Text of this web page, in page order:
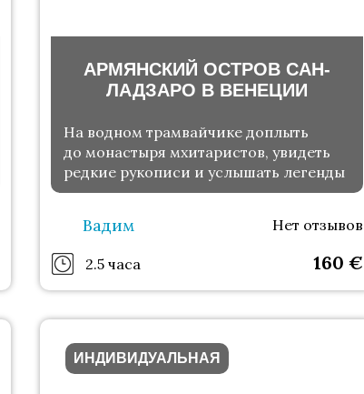
АРМЯНСКИЙ ОСТРОВ САН-
ЛАДЗАРО В ВЕНЕЦИИ
На водном трамвайчике доплыть
до монастыря мхитаристов, увидеть
редкие рукописи и услышать легенды
Вадим Нет отзывов
2.5 часа 160€
ИНДИВИДУАЛЬНАЯ